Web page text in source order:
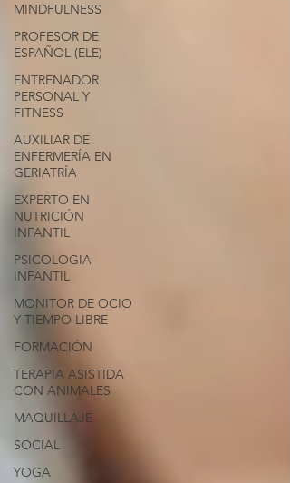
MINDFULNESS
PROFESOR DE
ESPAÑOL (ELE)
ENTRENADOR
PERSONAL Y
FITNESS
AUXILIAR DE
ENFERMERÍA EN
GERIATRÍA
EXPERTO EN
NUTRICIÓN
INFANTIL
PSICOLOGIA
INFANTIL
MONITOR DE OCIO
Y TIEMPO LIBRE
FORMACIÓN
TERAPIA ASISTIDA
CON ANIMALES
MAQUILLAJE
SOCIAL
YOGA